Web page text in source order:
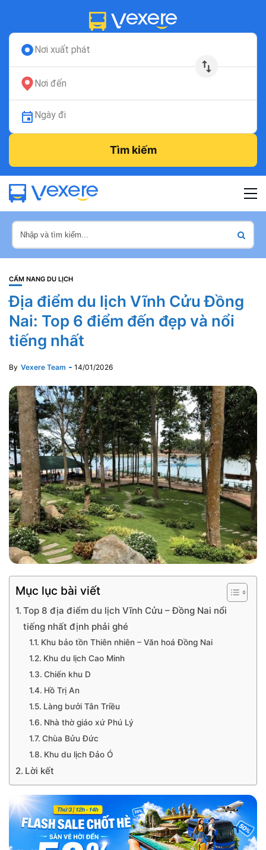
Nơi xuất phát
Nơi đến
Ngày đi
Tìm kiếm
CẨM NANG DU LỊCH
Địa điểm du lịch Vĩnh Cửu Đồng
Nai: Top 6 điểm đến đẹp và nổi
tiếng nhất
By Vexere Team 14/01/2026
Mục lục bài viết
Top 8 địa điểm du lịch Vĩnh Cửu – Đồng Nai nổi
tiếng nhất định phải ghé
Khu bảo tồn Thiên nhiên – Văn hoá Đồng Nai
Khu du lịch Cao Minh
Chiến khu D
Hồ Trị An
Làng bưởi Tân Triều
Nhà thờ giáo xứ Phú Lý
Chùa Bửu Đức
Khu du lịch Đảo Ó
Lời kết